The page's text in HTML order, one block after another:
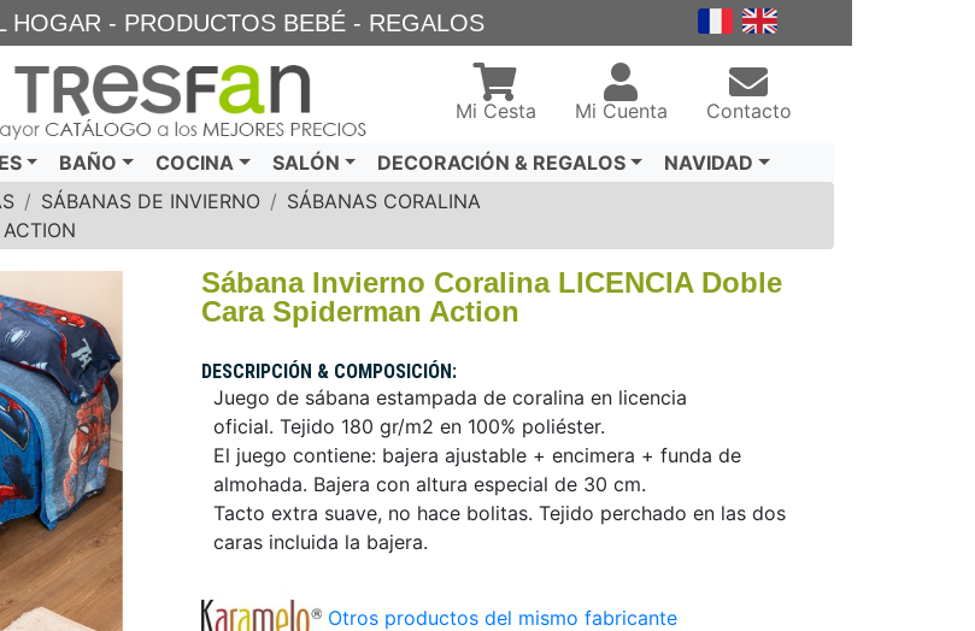
HOGAR - PRODUCTOS BEBÉ - REGALOS
Mi Cesta Mi Cuenta Contacto
BAÑO COCINA SALÓN DECORACIÓN & REGALOS
NAVIDAD
SÁBANAS DE INVIERNO
SÁBANAS CORALINA
Sábana Invierno Coralina LICENCIA Doble
Cara Spiderman Action
DESCRIPCIÓN & COMPOSICIÓN:
Juego de sábana estampada de coralina en licencia
oficial. Tejido 180 gr/m2 en 100% poliéster.
El juego contiene: bajera ajustable + encimera + funda de
almohada. Bajera con altura especial de 30 cm.
Tacto extra suave, no hace bolitas. Tejido perchado en las dos
caras incluida la bajera.
Otros productos del mismo fabricante